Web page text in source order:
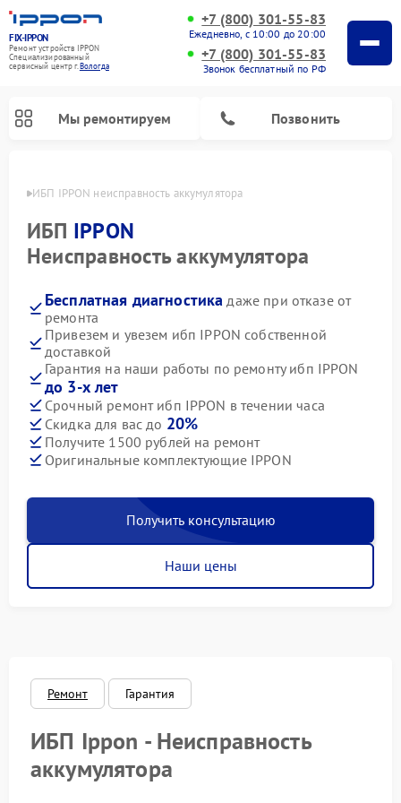
FIX-IPPON
Ремонт устройств IPPON
Специализированный
cервисный центр г.Вологда
+7 (800) 301-55-83
Ежедневно, с 10:00 до 20:00
+7 (800) 301-55-83
Звонок бесплатный по РФ
Мы ремонтируем Позвонить
ИБП IPPON неисправность аккумулятора
ИБП IPPON
Неисправность аккумулятора
Бесплатная диагностика даже при отказе от
ремонта
Привезем и увезем ибп IPPON собственной
доставкой
Гарантия на наши работы по ремонту ибп IPPON
до 3-х лет
Срочный ремонт ибп IPPON в течении часа
Скидка для вас до 20%
Получите 1500 рублей на ремонт
Оригинальные комплектующие IPPON
Получить консультацию
Наши цены
Ремонт Гарантия
ИБП Ippon - Неисправность
аккумулятора